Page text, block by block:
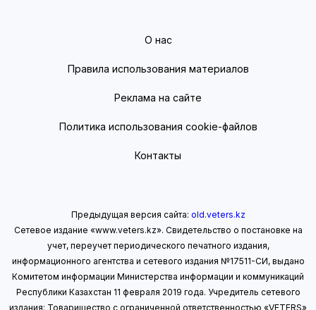
О нас
Правила использования материалов
Реклама на сайте
Политика использования cookie-файлов
Контакты
Предыдущая версия сайта: old.veters.kz
Сетевое издание «www.veters.kz». Свидетельство о постановке на
учет, переучет периодического печатного издания,
информационного агентства и сетевого издания №17511-СИ, выдано
Комитетом информации Министерства информации и коммуникаций
Республики Казахстан 11 февраля 2019 года. Учредитель сетевого
издания: Товарищество с ограниченной ответственностью «VETERS»